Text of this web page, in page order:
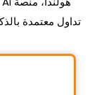
تداول معتمدة